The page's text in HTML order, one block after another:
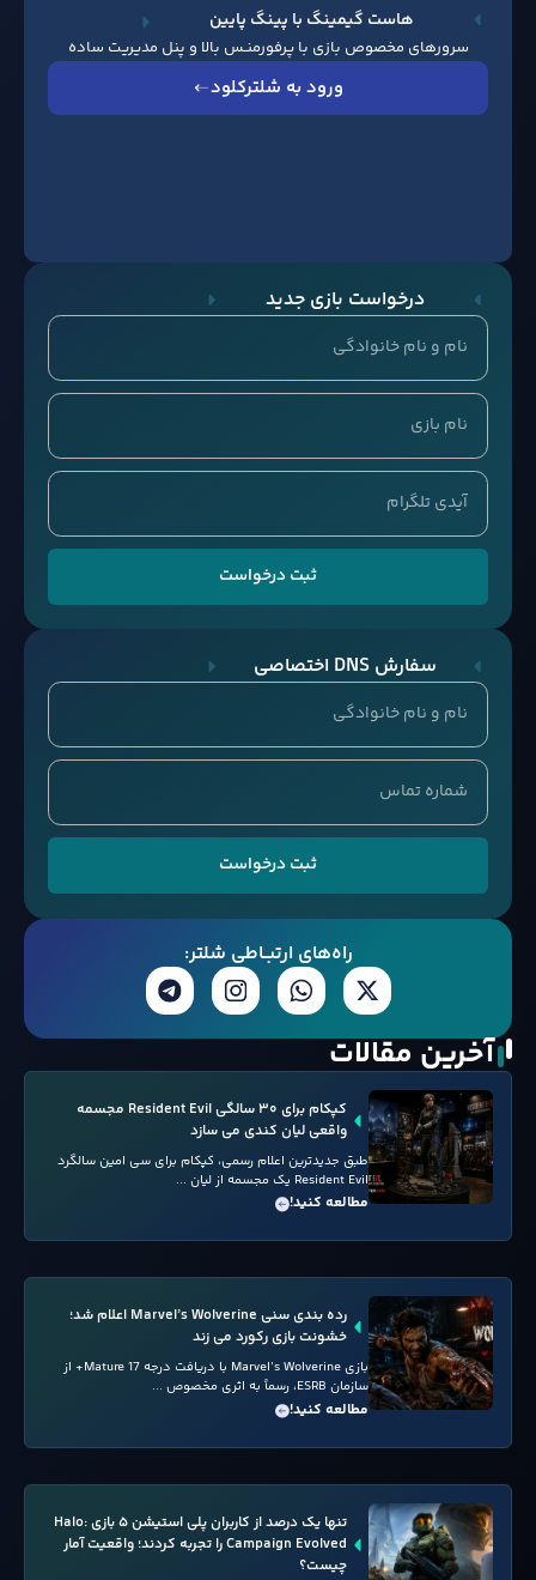
هاست گیمینگ با پینگ پایین
سرورهای مخصوص بازی با پرفورمنـس بالا و پنل مدیریت ساده
ورود به شلترکلود
درخواست بازی جدید
ثبت درخواست
سفارش DNS اختصاصی
ثبت درخواست
راه‌های ارتبــاطی شلتر:
آخرین مقالات
کپکام برای ۳۰ سالگی Resident Evil مجسمه
واقعی لیان کندی می سازد
طبق جدیدترین اعلام رسمی، کپکام برای سی امین سالگرد
Resident Evil یک مجسمه از لیان ...
مطالعه کنید!
رده بندی سنی Marvel’s Wolverine اعلام شد؛
خشونت بازی رکورد می زند
بازی Marvel’s Wolverine با دریافت درجه Mature 17+ از
سازمان ESRB، رسماً به اثری مخصوص ...
مطالعه کنید!
تنها یک درصد از کاربران پلی استیشن ۵ بازی Halo:
Campaign Evolved را تجربه کردند؛ واقعیت آمار
چیست؟